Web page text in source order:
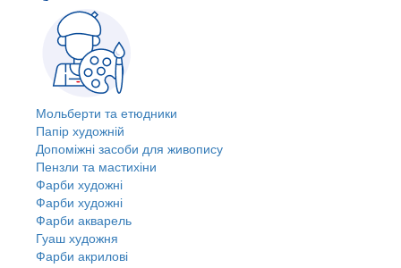
Мольберти та етюдники
Папір художній
Допоміжні засоби для живопису
Пензли та мастихіни
Фарби художні
Фарби художні
Фарби акварель
Гуаш художня
Фарби акрилові